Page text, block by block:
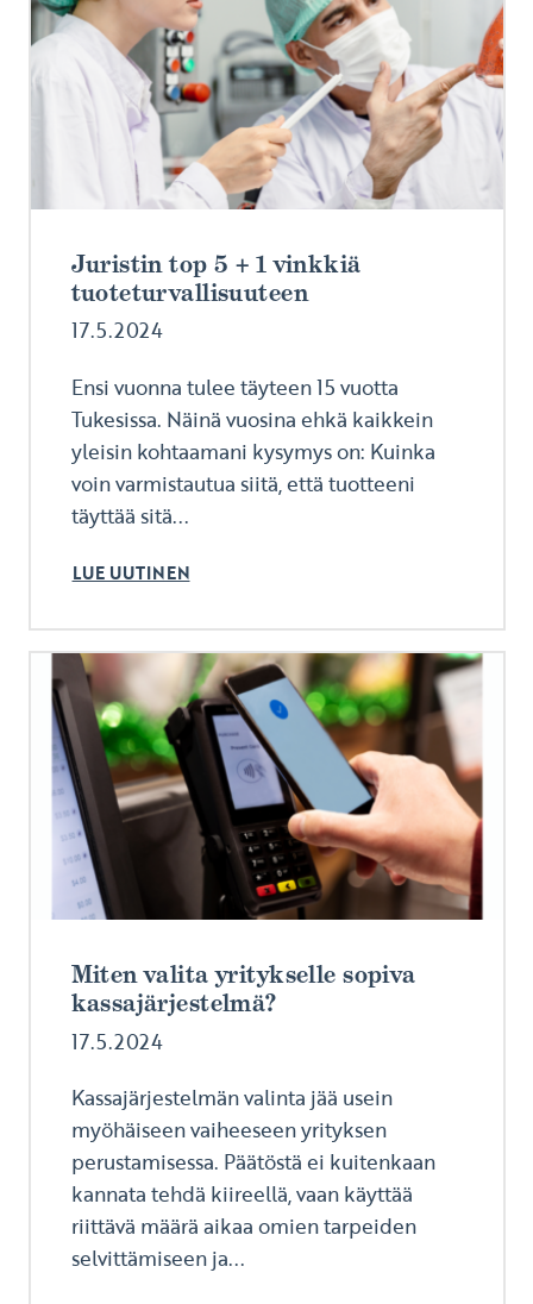
Juristin top 5 + 1 vinkkiä
tuoteturvallisuuteen
17.5.2024
Ensi vuonna tulee täyteen 15 vuotta
Tukesissa. Näinä vuosina ehkä kaikkein
yleisin kohtaamani kysymys on: Kuinka
voin varmistautua siitä, että tuotteeni
täyttää sitä...
LUE UUTINEN
Miten valita yritykselle sopiva
kassajärjestelmä?
17.5.2024
Kassajärjestelmän valinta jää usein
myöhäiseen vaiheeseen yrityksen
perustamisessa. Päätöstä ei kuitenkaan
kannata tehdä kiireellä, vaan käyttää
riittävä määrä aikaa omien tarpeiden
selvittämiseen ja...